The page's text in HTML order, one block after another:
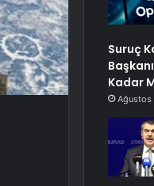
Suruç
Kadar
Ağustos